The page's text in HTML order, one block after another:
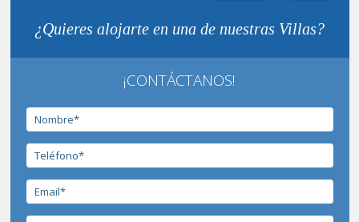
¿Quieres alojarte en una de nuestras Villas?
¡CONTÁCTANOS!